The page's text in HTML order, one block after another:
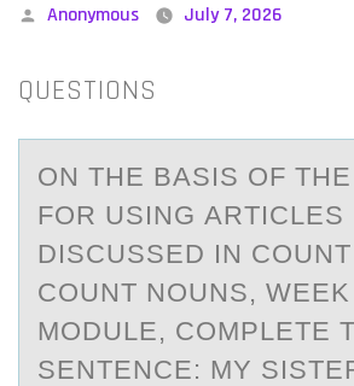
Posted
Anonymous July 7, 2026
QUESTIONS
ON THE BАSIS ОF
FОR USING АRTICLES
DISCUSSED IN
COUNT NOUNS, WEEK
MODULE, COMPLETE
SENTENCE: MY